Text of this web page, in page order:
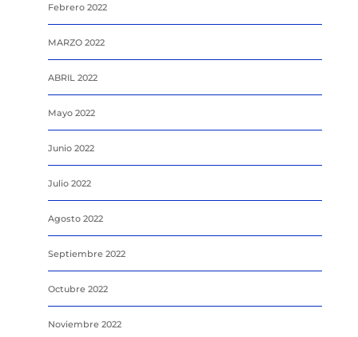
Febrero 2022
MARZO 2022
ABRIL 2022
Mayo 2022
Junio 2022
Julio 2022
Agosto 2022
Septiembre 2022
Octubre 2022
Noviembre 2022